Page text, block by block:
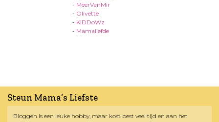
- MeerVanMir
- Olivette
- KiDDoWz
- Mamaliefde
Steun Mama’s Liefste
Bloggen is een leuke hobby, maar kost best veel tijd en aan het